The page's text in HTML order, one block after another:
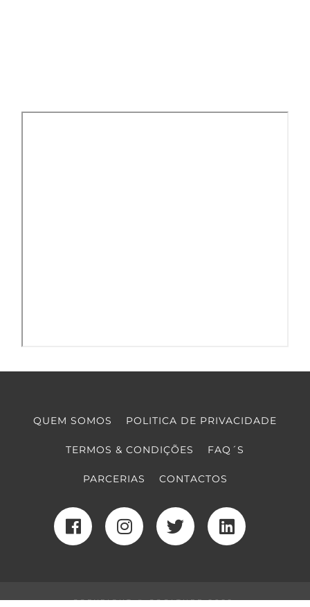
QUEM SOMOS POLITICA DE PRIVACIDADE
TERMOS & CONDIÇÕES FAQ´S
PARCERIAS CONTACTOS
COPYRIGHT © COOLTURE 2022